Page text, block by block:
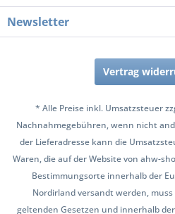
Newsletter
Vertrag
* Alle Preise inkl. Umsatzsteuer
Nachnahmegebühren, wenn nicht
der Lieferadresse kann die
Waren, die auf der Website von ahw-
Bestimmungsorte innerhalb der
Nordirland versandt werden,
geltenden Gesetzen und innerhalb